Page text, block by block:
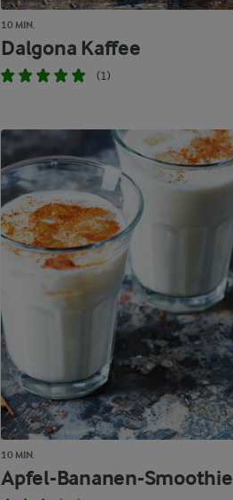
10 MIN.
Dalgona Kaffee
(1)
10 MIN.
Apfel-Bananen-Smoothie